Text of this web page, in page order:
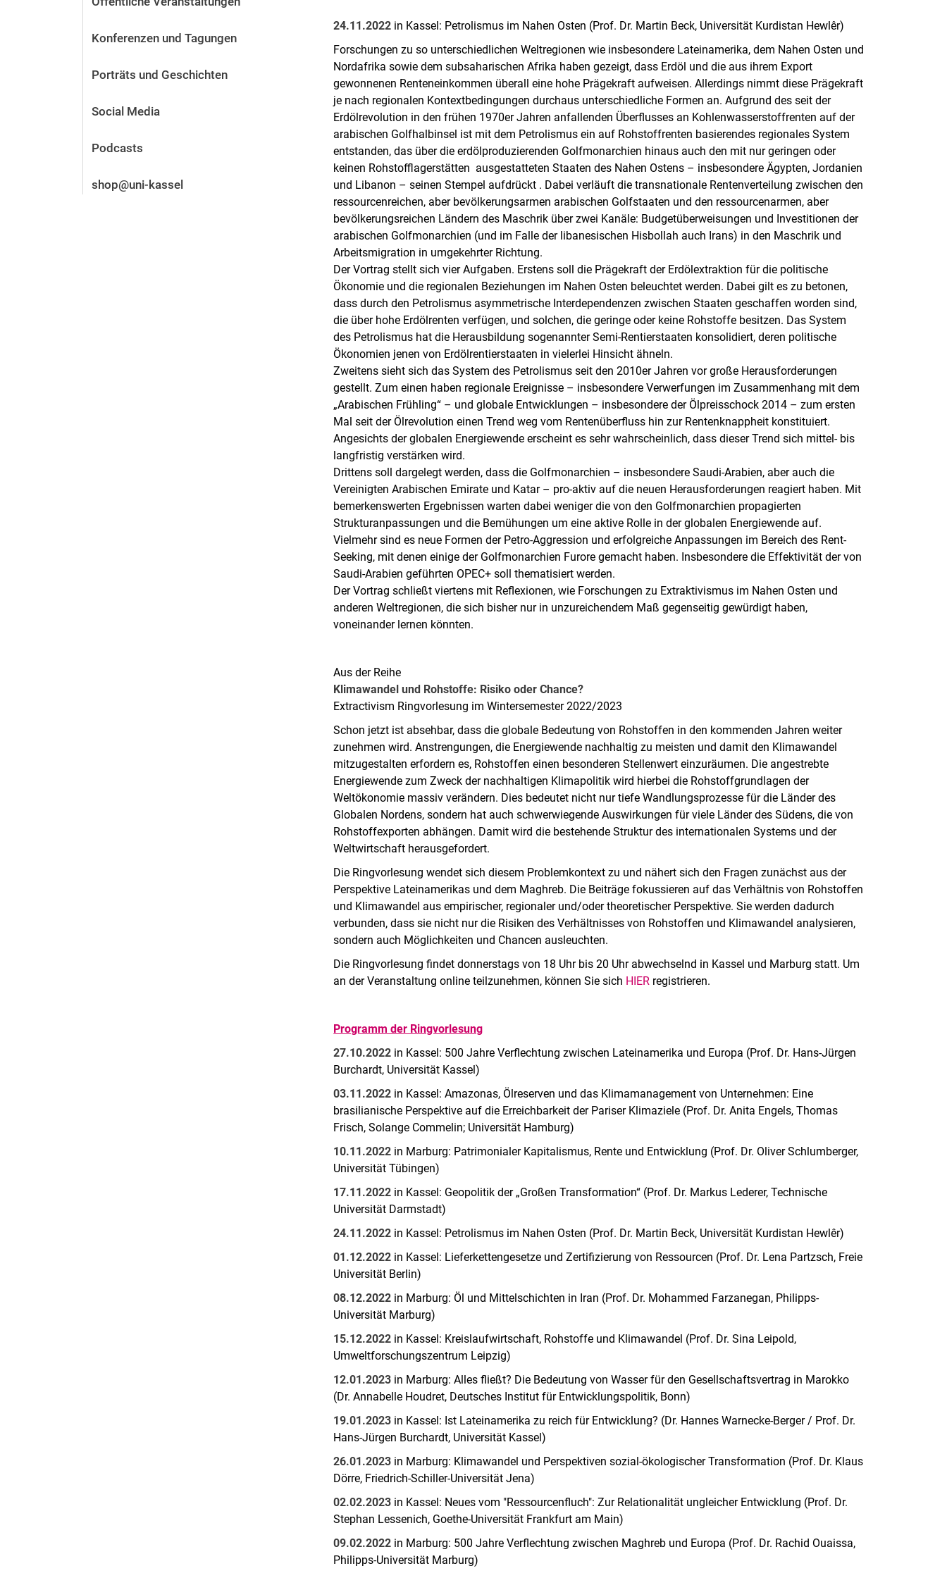
Stellenangebote
Alum­ni und Freunde
Kontakt und Standorte
Konferenzen und Tagungen
Porträts und Geschichten
Social Media
Podcasts
shop@uni-kassel
24.11.2022 in Kassel: Petrolismus im Nahen Osten (Prof. Dr. Martin Beck, Universität Kurdistan Hewlêr)
Forschungen zu so unterschiedlichen Weltregionen wie insbesondere Lateinamerika, dem Nahen Osten und
Nordafrika sowie dem subsaharischen Afrika haben gezeigt, dass Erdöl und die aus ihrem Export
gewonnenen Renteneinkommen überall eine hohe Prägekraft aufweisen. Allerdings nimmt diese Prägekraft
je nach regionalen Kontextbedingungen durchaus unterschiedliche Formen an. Aufgrund des seit der
Erdölrevolution in den frühen 1970er Jahren anfallenden Überflusses an Kohlenwasserstoffrenten auf der
arabischen Golfhalbinsel ist mit dem Petrolismus ein auf Rohstoffrenten basierendes regionales System
entstanden, das über die erdölproduzierenden Golfmonarchien hinaus auch den mit nur geringen oder
keinen Rohstofflagerstätten ausgestatteten Staaten des Nahen Ostens – insbesondere Ägypten, Jordanien
und Libanon – seinen Stempel aufdrückt . Dabei verläuft die transnationale Rentenverteilung zwischen den
ressourcenreichen, aber bevölkerungsarmen arabischen Golfstaaten und den ressourcenarmen, aber
bevölkerungsreichen Ländern des Maschrik über zwei Kanäle: Budgetüberweisungen und Investitionen der
arabischen Golfmonarchien (und im Falle der libanesischen Hisbollah auch Irans) in den Maschrik und
Arbeitsmigration in umgekehrter Richtung.
Der Vortrag stellt sich vier Aufgaben. Erstens soll die Prägekraft der Erdölextraktion für die politische
Ökonomie und die regionalen Beziehungen im Nahen Osten beleuchtet werden. Dabei gilt es zu betonen,
dass durch den Petrolismus asymmetrische Interdependenzen zwischen Staaten geschaffen worden sind,
die über hohe Erdölrenten verfügen, und solchen, die geringe oder keine Rohstoffe besitzen. Das System
des Petrolismus hat die Herausbildung sogenannter Semi-Rentierstaaten konsolidiert, deren politische
Ökonomien jenen von Erdölrentierstaaten in vielerlei Hinsicht ähneln.
Zweitens sieht sich das System des Petrolismus seit den 2010er Jahren vor große Herausforderungen
gestellt. Zum einen haben regionale Ereignisse – insbesondere Verwerfungen im Zusammenhang mit dem
„Arabischen Frühling“ – und globale Entwicklungen – insbesondere der Ölpreisschock 2014 – zum ersten
Mal seit der Ölrevolution einen Trend weg vom Rentenüberfluss hin zur Rentenknappheit konstituiert.
Angesichts der globalen Energiewende erscheint es sehr wahrscheinlich, dass dieser Trend sich mittel- bis
langfristig verstärken wird.
Drittens soll dargelegt werden, dass die Golfmonarchien – insbesondere Saudi-Arabien, aber auch die
Vereinigten Arabischen Emirate und Katar – pro-aktiv auf die neuen Herausforderungen reagiert haben. Mit
bemerkenswerten Ergebnissen warten dabei weniger die von den Golfmonarchien propagierten
Strukturanpassungen und die Bemühungen um eine aktive Rolle in der globalen Energiewende auf.
Vielmehr sind es neue Formen der Petro-Aggression und erfolgreiche Anpassungen im Bereich des Rent-
Seeking, mit denen einige der Golfmonarchien Furore gemacht haben. Insbesondere die Effektivität der von
Saudi-Arabien geführten OPEC+ soll thematisiert werden.
Der Vortrag schließt viertens mit Reflexionen, wie Forschungen zu Extraktivismus im Nahen Osten und
anderen Weltregionen, die sich bisher nur in unzureichendem Maß gegenseitig gewürdigt haben,
voneinander lernen könnten.
Aus der Reihe
Klimawandel und Rohstoffe: Risiko oder Chance?
Extractivism Ringvorlesung im Wintersemester 2022/2023
Schon jetzt ist absehbar, dass die globale Bedeutung von Rohstoffen in den kommenden Jahren weiter
zunehmen wird. Anstrengungen, die Energiewende nachhaltig zu meisten und damit den Klimawandel
mitzugestalten erfordern es, Rohstoffen einen besonderen Stellenwert einzuräumen. Die angestrebte
Energiewende zum Zweck der nachhaltigen Klimapolitik wird hierbei die Rohstoffgrundlagen der
Weltökonomie massiv verändern. Dies bedeutet nicht nur tiefe Wandlungsprozesse für die Länder des
Globalen Nordens, sondern hat auch schwerwiegende Auswirkungen für viele Länder des Südens, die von
Rohstoffexporten abhängen. Damit wird die bestehende Struktur des internationalen Systems und der
Weltwirtschaft herausgefordert.
Die Ringvorlesung wendet sich diesem Problemkontext zu und nähert sich den Fragen zunächst aus der
Perspektive Lateinamerikas und dem Maghreb. Die Beiträge fokussieren auf das Verhältnis von Rohstoffen
und Klimawandel aus empirischer, regionaler und/oder theoretischer Perspektive. Sie werden dadurch
verbunden, dass sie nicht nur die Risiken des Verhältnisses von Rohstoffen und Klimawandel analysieren,
sondern auch Möglichkeiten und Chancen ausleuchten.
Die Ringvorlesung findet donnerstags von 18 Uhr bis 20 Uhr abwechselnd in Kassel und Marburg statt. Um
an der Veranstaltung online teilzunehmen, können Sie sich HIER registrieren.
Programm der Ringvorlesung
27.10.2022 in Kassel: 500 Jahre Verflechtung zwischen Lateinamerika und Europa (Prof. Dr. Hans-Jürgen
Burchardt, Universität Kassel)
03.11.2022 in Kassel: Amazonas, Ölreserven und das Klimamanagement von Unternehmen: Eine
brasilianische Perspektive auf die Erreichbarkeit der Pariser Klimaziele (Prof. Dr. Anita Engels, Thomas
Frisch, Solange Commelin; Universität Hamburg)
10.11.2022 in Marburg: Patrimonialer Kapitalismus, Rente und Entwicklung (Prof. Dr. Oliver Schlumberger,
Universität Tübingen)
17.11.2022 in Kassel: Geopolitik der „Großen Transformation“ (Prof. Dr. Markus Lederer, Technische
Universität Darmstadt)
24.11.2022 in Kassel: Petrolismus im Nahen Osten (Prof. Dr. Martin Beck, Universität Kurdistan Hewlêr)
01.12.2022 in Kassel: Lieferkettengesetze und Zertifizierung von Ressourcen (Prof. Dr. Lena Partzsch, Freie
Universität Berlin)
08.12.2022 in Marburg: Öl und Mittelschichten in Iran (Prof. Dr. Mohammed Farzanegan, Philipps-
Universität Marburg)
15.12.2022 in Kassel: Kreislaufwirtschaft, Rohstoffe und Klimawandel (Prof. Dr. Sina Leipold,
Umweltforschungszentrum Leipzig)
12.01.2023 in Marburg: Alles fließt? Die Bedeutung von Wasser für den Gesellschaftsvertrag in Marokko
(Dr. Annabelle Houdret, Deutsches Institut für Entwicklungspolitik, Bonn)
19.01.2023 in Kassel: Ist Lateinamerika zu reich für Entwicklung? (Dr. Hannes Warnecke-Berger / Prof. Dr.
Hans-Jürgen Burchardt, Universität Kassel)
26.01.2023 in Marburg: Klimawandel und Perspektiven sozial-ökologischer Transformation (Prof. Dr. Klaus
Dörre, Friedrich-Schiller-Universität Jena)
02.02.2023 in Kassel: Neues vom "Ressourcenfluch": Zur Relationalität ungleicher Entwicklung (Prof. Dr.
Stephan Lessenich, Goethe-Universität Frankfurt am Main)
09.02.2022 in Marburg: 500 Jahre Verflechtung zwischen Maghreb und Europa (Prof. Dr. Rachid Ouaissa,
Philipps-Universität Marburg)